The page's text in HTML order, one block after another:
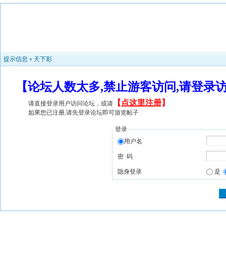
提示信息 » 天下彩
【论坛人数太多,禁止游客访问,请登
请直接登录用户访问论坛，或请 【 点这里注册】
如果您已注册,请先登录论坛即可游览帖子
登录
用户名
密 码
隐身登录 是